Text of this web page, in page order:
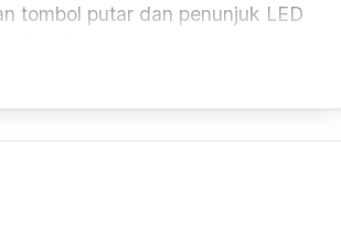
tombol putar dan penunjuk LED
termostat dan sensor suhu
terkawal. Manakala pam DC
untuk corak semburan pilihan.
anda cuba Tronic 8000 S yang
fungsi kepala pancuran premium